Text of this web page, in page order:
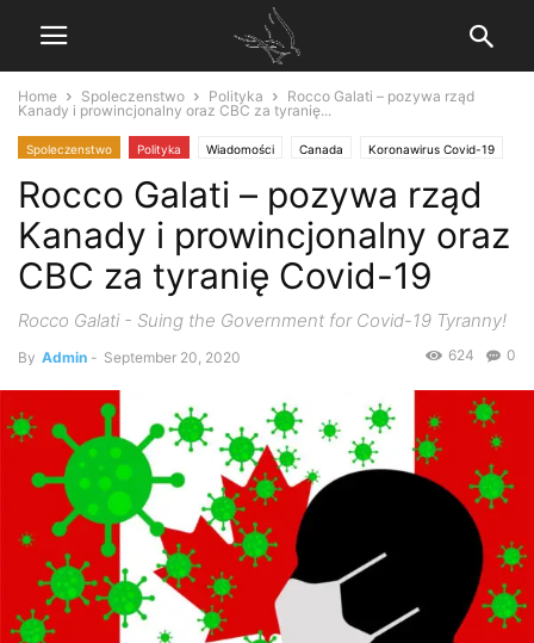
Home Spoleczenstwo Polityka
Rocco Galati – pozywa rząd
Kanady i prowincjonalny oraz CBC za tyranię...
Spoleczenstwo Polityka Wiadomości Canada Koronawirus Covid-19
Polecamy UN's Agenda 21
Rocco Galati – pozywa rząd
Kanady i prowincjonalny oraz
CBC za tyranię Covid-19
Rocco Galati - Suing the Government for Covid-19 Tyranny!
By Admin - September 20, 2020 0
624